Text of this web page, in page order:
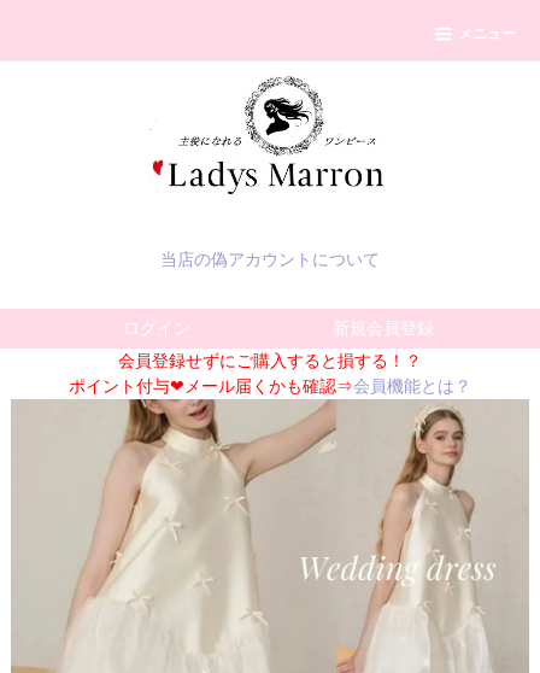
メニュー
当店の偽アカウントについて
ログイン
新規会員登録
会員登録せずにご購入すると損する！？
ポイント付与❤メール届くかも確認⇒会員機能とは？